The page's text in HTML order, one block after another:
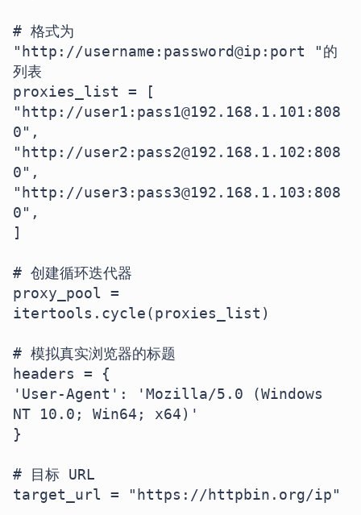
# 格式为
"http://username:password@ip:port "的
列表
proxies_list = [
"http://user1:pass1@192.168.1.101:808
0",
"http://user2:pass2@192.168.1.102:808
0",
"http://user3:pass3@192.168.1.103:808
0",
]
# 创建循环迭代器
proxy_pool =
itertools.cycle(proxies_list)
# 模拟真实浏览器的标题
headers = {
'User-Agent': 'Mozilla/5.0 (Windows
NT 10.0; Win64; x64)'
}
# 目标 URL
target_url = "https://httpbin.org/ip"